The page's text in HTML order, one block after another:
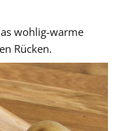
wohlig-warme
Rücken.